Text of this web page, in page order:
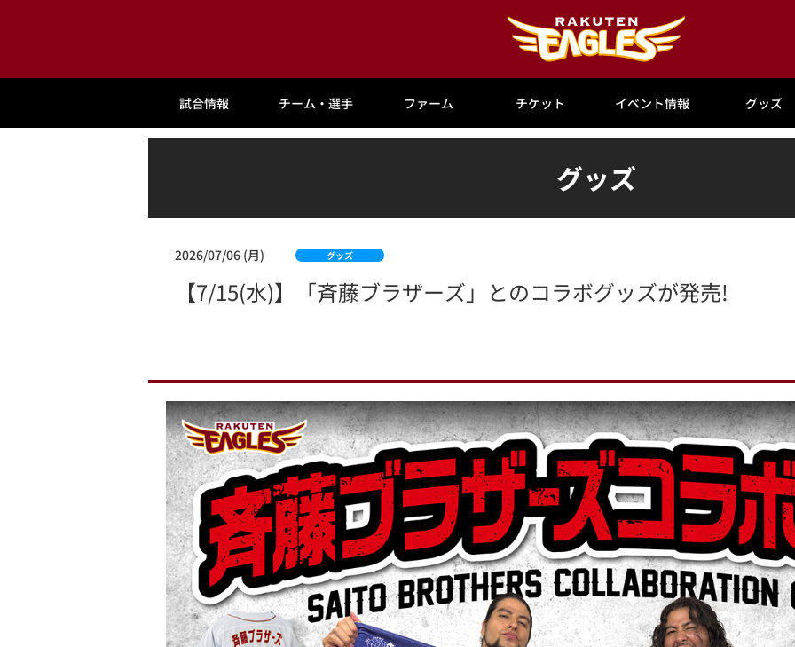
試合情報 チーム・選手 ファーム チケット イベント情報 グッズ
グッズ
2026/07/06 (月) グッズ
【7/15(水)】「斉藤ブラザーズ」とのコラボグッズが発売!